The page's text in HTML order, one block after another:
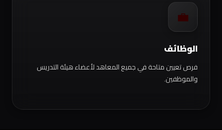
💼
الوظائف
فرص تعيين متاحة في جميع المعاهد لأعضاء هيئة التدريس
والموظفين.